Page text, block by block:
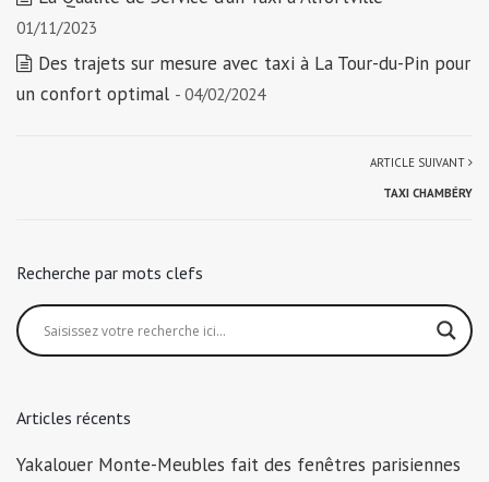
01/11/2023
Des trajets sur mesure avec taxi à La Tour-du-Pin pour
un confort optimal - 04/02/2024
ARTICLE SUIVANT
TAXI CHAMBÉRY
Recherche par mots clefs
Articles récents
Yakalouer Monte-Meubles fait des fenêtres parisiennes